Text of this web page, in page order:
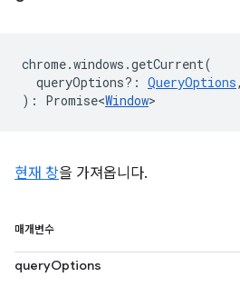
chrome.windows .getCurrent(
queryOptions? : QueryOptions,
) : Promise<Window>
현재 창을 가져옵니다.
매개변수
queryOptions